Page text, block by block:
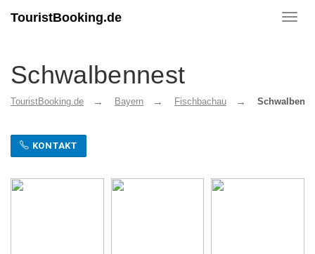
TouristBooking.de
Schwalbennest
TouristBooking.de Bayern Fischbachau
KONTAKT